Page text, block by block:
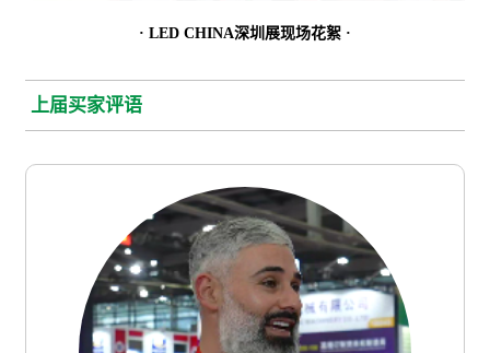
· LED CHINA深圳展现场花絮 ·
上届买家评语